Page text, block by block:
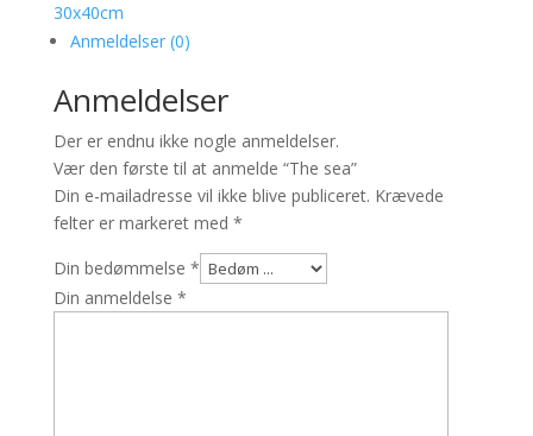
30x40cm
Anmeldelser (0)
Anmeldelser
Der er endnu ikke nogle anmeldelser.
Vær den første til at anmelde “The sea”
Din e-mailadresse vil ikke blive publiceret. Krævede
felter er markeret med *
Din bedømmelse *
Din anmeldelse *